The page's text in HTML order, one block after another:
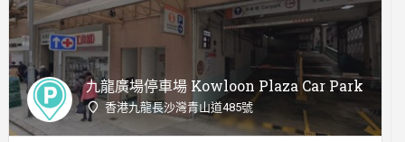
九龍廣場停車場 Kowloon Plaza Car Park
香港九龍長沙灣青山道485號